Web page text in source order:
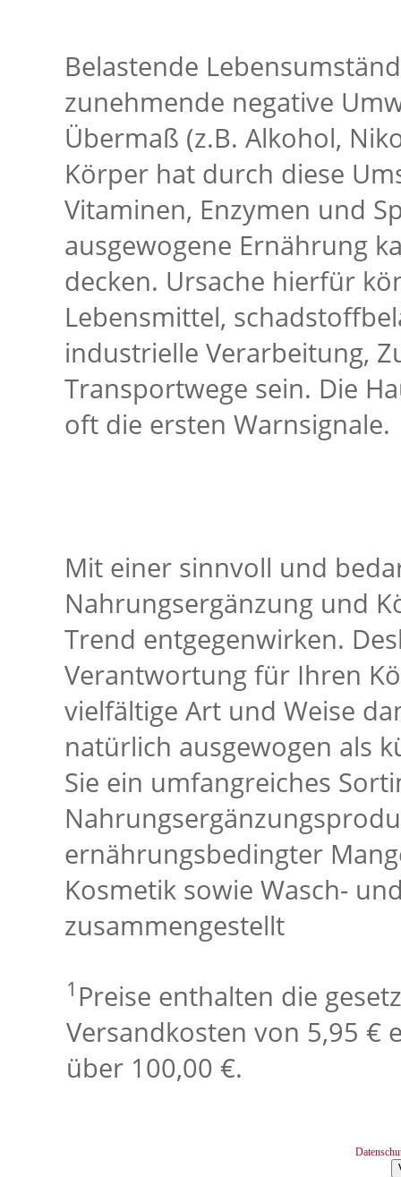
Belastende
zunehmende negative
Übermaß (z.B. Alkohol,
Körper hat durch diese
Vitaminen, Enzymen und
ausgewogene Ernährung
decken. Ursache hierfür
Lebensmittel,
industrielle Verarbeitung,
Transportwege sein. Die
oft die ersten Warnsignale.
Mit einer sinnvoll und
Nahrungsergänzung und
Trend entgegenwirken.
Verantwortung für Ihren
vielfältige Art und Weise
natürlich ausgewogen als
Sie ein umfangreiches
ernährungsbedingter
Kosmetik sowie Wasch-
zusammengestellt
1 Preise enthalten die
Versandkosten von 5,95 €
über 100,00 €.